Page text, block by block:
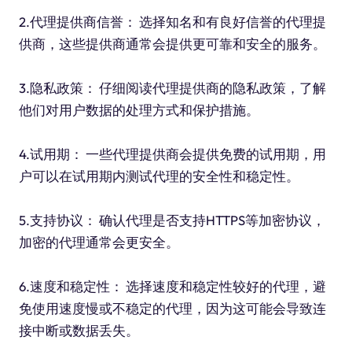
2.代理提供商信誉： 选择知名和有良好信誉的代理提
供商，这些提供商通常会提供更可靠和安全的服务。
3.隐私政策： 仔细阅读代理提供商的隐私政策，了解
他们对用户数据的处理方式和保护措施。
4.试用期： 一些代理提供商会提供免费的试用期，用
户可以在试用期内测试代理的安全性和稳定性。
5.支持协议： 确认代理是否支持HTTPS等加密协议，
加密的代理通常会更安全。
6.速度和稳定性： 选择速度和稳定性较好的代理，避
免使用速度慢或不稳定的代理，因为这可能会导致连
接中断或数据丢失。